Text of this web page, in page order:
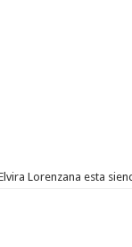
Lorenzana esta